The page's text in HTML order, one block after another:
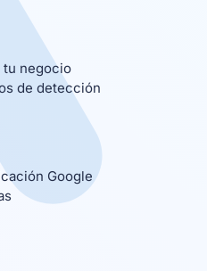
tu negocio
de detección
Google